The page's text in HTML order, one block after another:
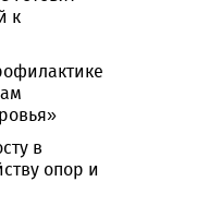
к
в
опор и